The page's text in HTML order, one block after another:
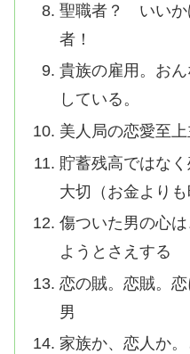
聖職者？ いいか
者！
貴族の雇用。お
している。
美人局の恋愛至上
貯蓄残高ではな
大切（お金よりも
傷ついた男の心
ようとさえする
恋の賊。恋賊。
男
家族か、恋人か